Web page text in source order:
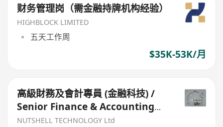
财务管理岗（需金融持牌机构经验）
HIGHBLOCK LIMITED
五天工作周
$35K-53K/月
高級財務及會計專員 (金融科技) /
Senior Finance & Accounting
Specialist (FinTech)
NUTSHELL TECHNOLOGY Ltd